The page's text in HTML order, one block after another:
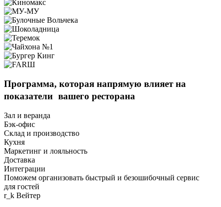
Программа, которая напрямую влияет на
показатели вашего ресторана
Зал и веранда
Бэк-офис
Склад и производство
Кухня
Маркетинг и лояльность
Доставка
Интеграции
Поможем организовать быстрый и безошибочный сервис
для гостей
r_k Вейтер